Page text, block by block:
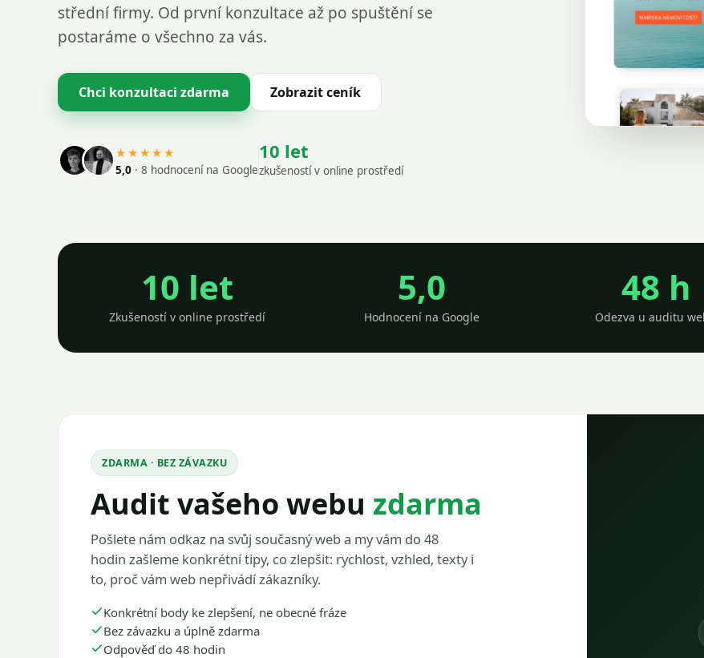
střední firmy. Od první konzultace až po spuštění se
postaráme o všechno za vás.
Chci konzultaci zdarma Zobrazit ceník
★★★★★
5,0 · 8 hodnocení na Google
10 let
zkušeností v online prostředí
10 let
Zkušeností v online prostředí
5,0
Hodnocení na Google
48 h
Odezva u auditu
ZDARMA · BEZ ZÁVAZKU
Audit vašeho webu zdarma
Pošlete nám odkaz na svůj současný web a my vám do 48
hodin zašleme konkrétní tipy, co zlepšit: rychlost, vzhled, texty i
to, proč vám web nepřivádí zákazníky.
Konkrétní body ke zlepšení, ne obecné fráze
Bez závazku a úplně zdarma
Odpověď do 48 hodin